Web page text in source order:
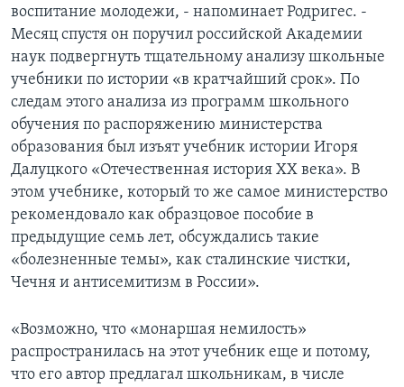
воспитание молодежи, - напоминает Родригес. -
Месяц спустя он поручил российской Академии
наук подвергнуть тщательному анализу школьные
учебники по истории «в кратчайший срок». По
следам этого анализа из программ школьного
обучения по распоряжению министерства
образования был изъят учебник истории Игоря
Далуцкого «Отечественная история ХХ века». B
этом учебнике, который то же самое министерство
рекомендовало как образцовое пособие в
предыдущие семь лет, обсуждались такие
«болезненные темы», как сталинские чистки,
Чечня и антисемитизм в России».
«Возможно, что «монаршая немилость»
распространилась на этот учебник еще и потому,
что его автор предлагал школьникам, в числе